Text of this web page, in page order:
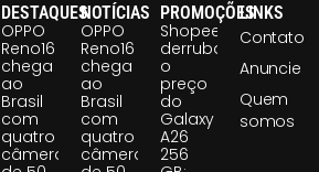
DESTAQUES
OPPO
Reno16
chega
ao
Brasil
com
quatro
câmeras
NOTÍCIAS
OPPO
Reno16
chega
ao
Brasil
com
quatro
câmeras
PROMOÇÕES
Shopee
derruba
o
preço
do
Galaxy
A26
256
LINKS
Contato
Anuncie
Quem
somos